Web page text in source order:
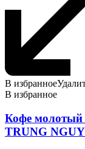
В избранное
В избранное
Кофе
TRUNG